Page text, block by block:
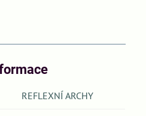
REFLEXNÍ ARCHY